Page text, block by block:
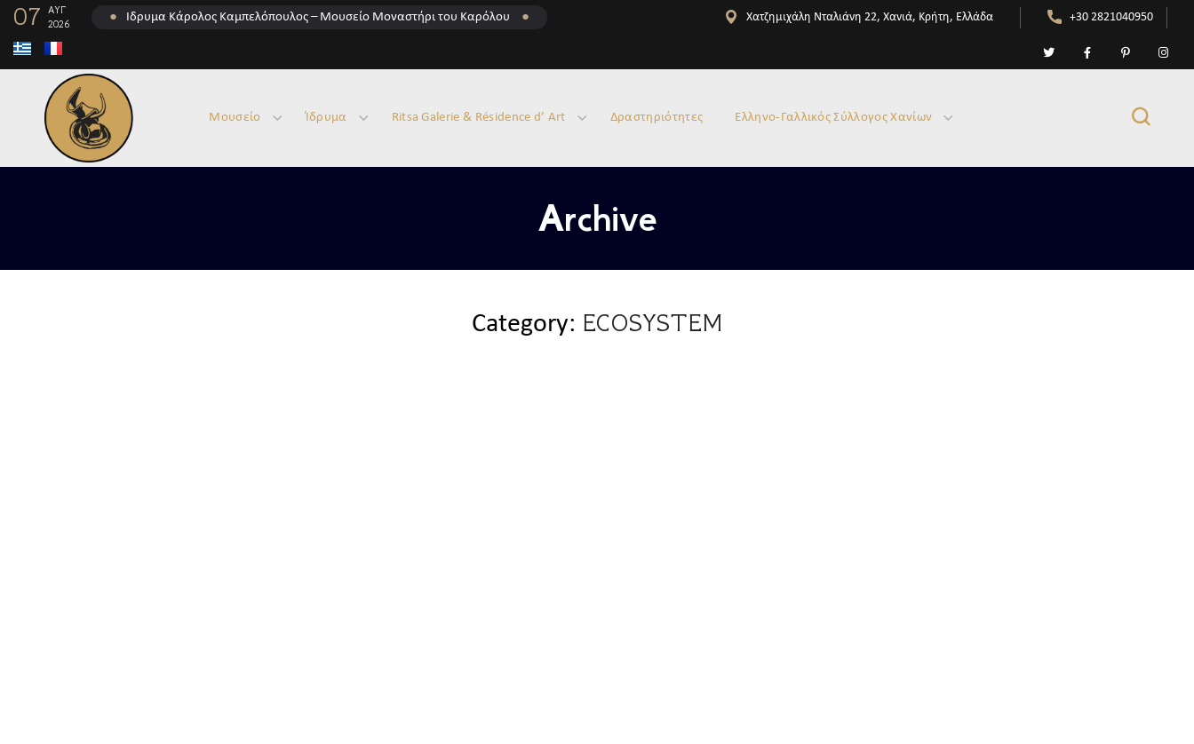
07
ΑΥΓ
2026
● Ίδρυμα Κάρολος Καμπελόπουλος – Μουσείο Μοναστήρι του Καρόλου ● Χατζημιχάλη Νταλιάνη 22, Χανιά, Κρήτη, Ελλάδα +30 2821040950
Μουσείο Ίδρυμα Ritsa Galerie & Résidence d’ Art Δραστηριότητες Ελληνο-Γαλλικός Σύλλογος Χανίων
Archive
Category: ECOSYSTEM